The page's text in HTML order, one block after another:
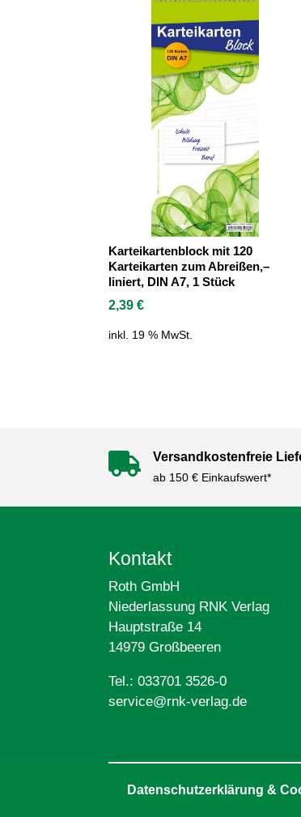
Karteikartenblock mit 120
Karteikarten zum Abreißen,–
liniert, DIN A7, 1 Stück
2,39€
inkl. 19 % MwSt.
 Versandkostenfreie
ab 150 € Einkaufswert*
Kontakt
Roth GmbH
Niederlassung RNK Verlag
Hauptstraße 14
14979 Großbeeren
Tel.: 033701 3526-0
service@rnk-verlag.de
Datenschutzerklärung &